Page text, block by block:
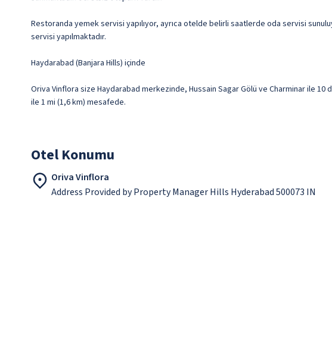
Restoranda yemek servisi yapılıyor, ayrıca otelde belirli saatlerde oda servisi
servisi yapılmaktadır.
Haydarabad (Banjara Hills) içinde
Oriva Vinflora size Haydarabad merkezinde, Hussain Sagar Gölü ve Charminar ile 10
ile 1 mi (1,6 km) mesafede.
Otel Konumu
Oriva Vinflora
Address Provided by Property Manager Hills Hyderabad 500073 IN